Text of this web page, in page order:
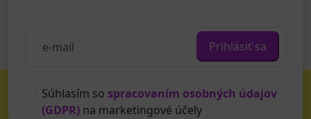
Prihlásiť sa
Súhlasím so spracovaním osobných údajov
(GDPR) na marketingové účely